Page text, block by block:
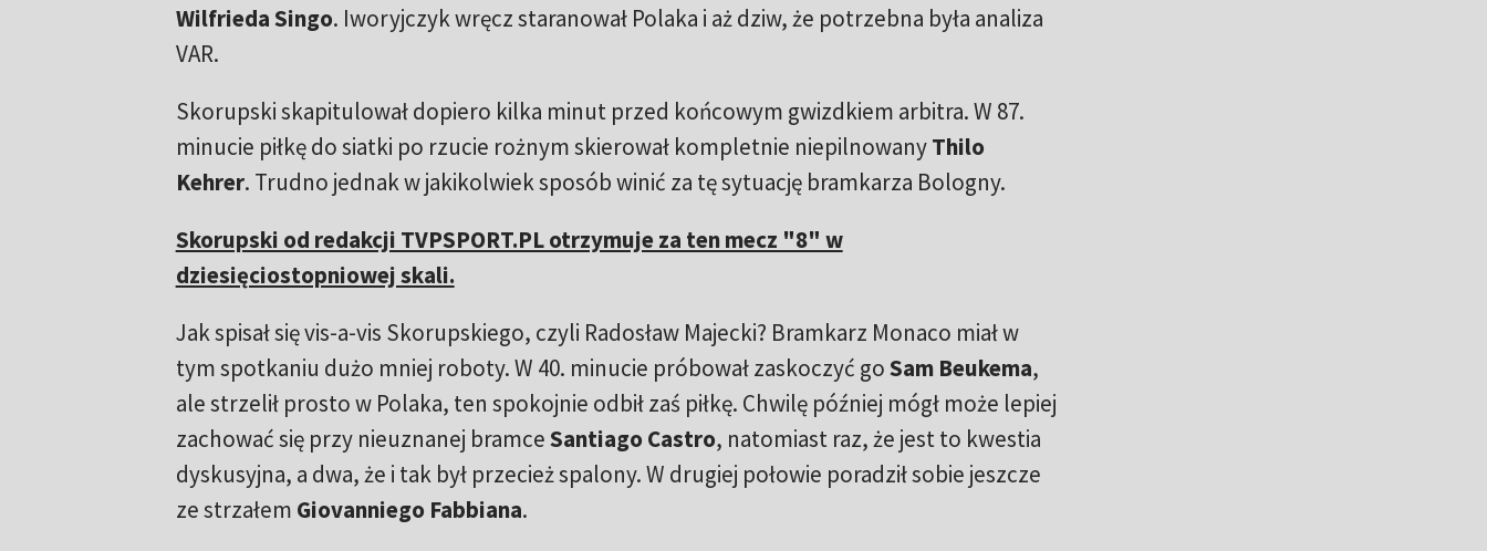
Wilfrieda Singo. Iworyjczyk wręcz staranował Polaka i aż dziw, że potrzebna była analiza
VAR.
Skorupski skapitulował dopiero kilka minut przed końcowym gwizdkiem arbitra. W 87.
minucie piłkę do siatki po rzucie rożnym skierował kompletnie niepilnowanyThilo
Kehrer. Trudno jednak w jakikolwiek sposób winić za tę sytuację bramkarza Bologny.
Skorupski od redakcji TVPSPORT.PL otrzymuje za ten mecz "8" w
dziesięciostopniowej skali.
Jak spisał się vis-a-vis Skorupskiego, czyli Radosław Majecki? Bramkarz Monaco miał w
tym spotkaniu dużo mniej roboty. W 40. minucie próbował zaskoczyć goSam Beukema,
ale strzelił prosto w Polaka, ten spokojnie odbił zaś piłkę. Chwilę później mógł może lepiej
zachować się przy nieuznanej bramceSantiago Castro, natomiast raz, że jest to kwestia
dyskusyjna, a dwa, że i tak był przecież spalony. W drugiej połowie poradził sobie jeszcze
ze strzałem Giovanniego Fabbiana.